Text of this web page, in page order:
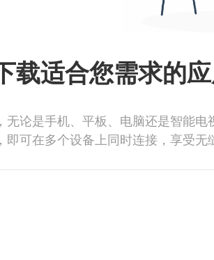
载适合您需求的
论是手机、平板、电脑还是智能电
可在多个设备上同时连接，享受无